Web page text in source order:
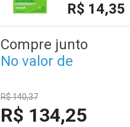
R$ 14,35
Compre junto
No valor de
R$ 140,37
R$ 134,25